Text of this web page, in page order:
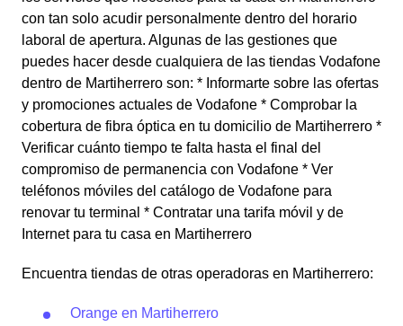
con tan solo acudir personalmente dentro del horario
laboral de apertura. Algunas de las gestiones que
puedes hacer desde cualquiera de las tiendas Vodafone
dentro de Martiherrero son: * Informarte sobre las ofertas
y promociones actuales de Vodafone * Comprobar la
cobertura de fibra óptica en tu domicilio de Martiherrero *
Verificar cuánto tiempo te falta hasta el final del
compromiso de permanencia con Vodafone * Ver
teléfonos móviles del catálogo de Vodafone para
renovar tu terminal * Contratar una tarifa móvil y de
Internet para tu casa en Martiherrero
Encuentra tiendas de otras operadoras en Martiherrero:
Orange en Martiherrero